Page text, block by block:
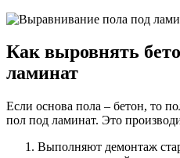
Как выровнять
ламинат
Если основа пола – бетон, то
пол под ламинат. Это
Выполняют демонтаж